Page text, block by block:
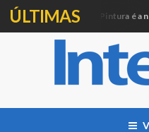
ÚLTIMAS
Artesanato e Pintura é a